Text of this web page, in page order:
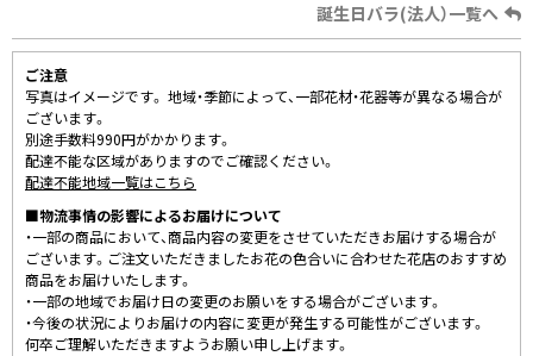
誕生日バラ(法人）一覧へ
ご注意
写真はイメージです。 地域・季節によって、一部花材・花器等が異なる場合が
ございます。
別途手数料990円がかかります。
配達不能な区域がありますのでご確認ください。
配達不能地域一覧はこちら
■物流事情の影響によるお届けについて
・一部の商品において、商品内容の変更をさせていただきお届けする場合が
ございます。ご注文いただきましたお花の色合いに合わせた花店のおすすめ
商品をお届けいたします。
・一部の地域でお届け日の変更のお願いをする場合がございます。
・今後の状況によりお届けの内容に変更が発生する可能性がございます。
何卒ご理解いただきますようお願い申し上げます。